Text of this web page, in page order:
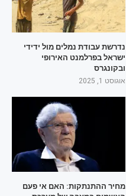
נדרשת עבודת נמלים מול ידידי
ישראל בפרלמנט האירופי
ובקונגרס
אוגוסט 1, 2025
מחיר ההתנתקות: האם אי פעם